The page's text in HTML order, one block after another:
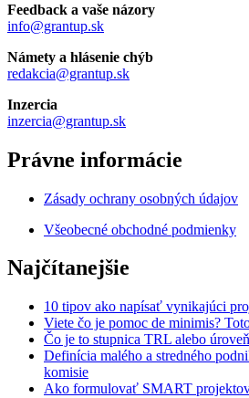
Feedback a vaše názory
info@grantup.sk
Námety a hlásenie chýb
redakcia@grantup.sk
Inzercia
inzercia@grantup.sk
Právne informácie
Zásady ochrany osobných údajov
Všeobecné obchodné podmienky
Najčítanejšie
10 tipov ako napísať vynikajúci
Viete čo je pomoc de minimis?
Čo je to stupnica TRL alebo
Definícia malého a stredného
komisie
Ako formulovať SMART